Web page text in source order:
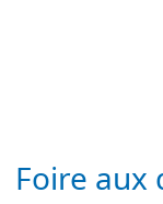
Foire aux